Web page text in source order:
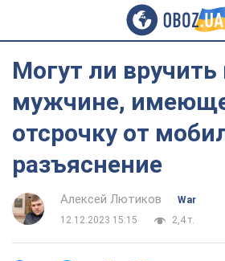
Могут ли вручить
мужчине,
отсрочку от
разъяснение
Алексей Лютиков
War
12.12.2023 15:15
2,4 т.